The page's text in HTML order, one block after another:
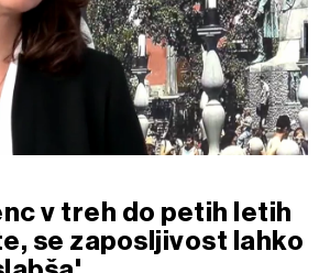
v treh do petih letih
se zaposljivost lahko